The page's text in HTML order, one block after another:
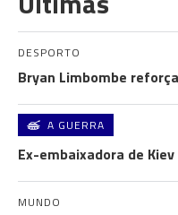
DESPORTO
Bryan Limbombe
A GUERRA
Ex-embaixadora de
MUNDO